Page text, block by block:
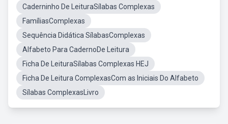
Caderninho De LeituraSílabas Complexas
FamíliasComplexas
Sequência Didática SílabasComplexas
Alfabeto Para CadernoDe Leitura
Ficha De LeituraSílabas Complexas HEJ
Ficha De Leitura ComplexasCom as Iniciais Do Alfabeto
Sílabas ComplexasLivro